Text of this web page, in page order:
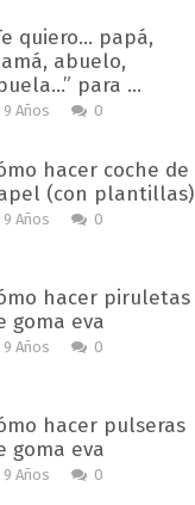
quiero… papá,
abuelo,
para …
9 Años 0
hacer coche de
(con plantillas)
9 Años 0
hacer piruletas
goma eva
9 Años 0
hacer pulseras
goma eva
9 Años 0